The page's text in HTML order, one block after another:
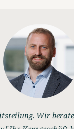
Wir